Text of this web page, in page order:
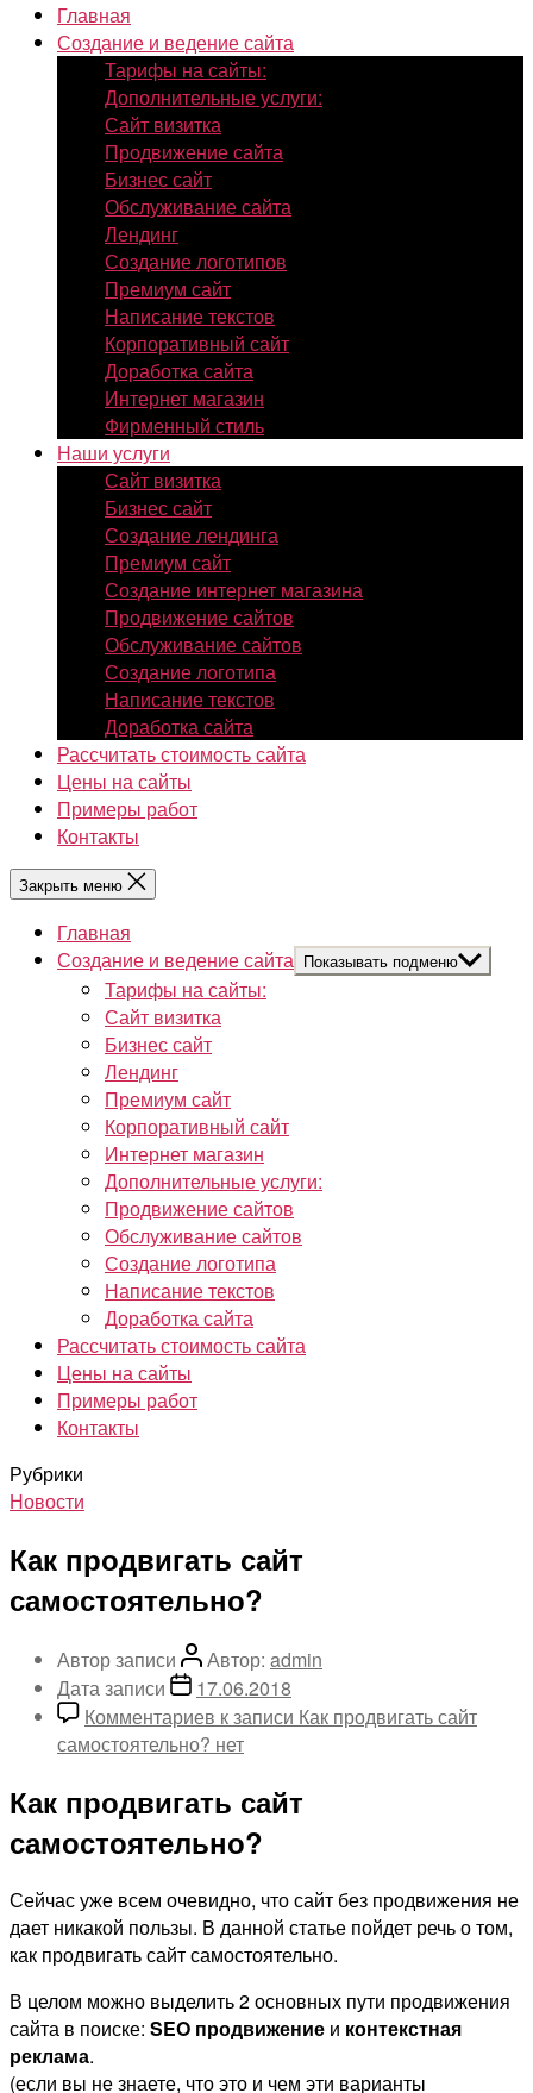
Главная
Создание и ведение сайта
Тарифы на сайты:
Дополнительные услуги:
Сайт визитка
Продвижение сайта
Бизнес сайт
Обслуживание сайта
Лендинг
Создание логотипов
Премиум сайт
Написание текстов
Корпоративный сайт
Доработка сайта
Интернет магазин
Фирменный стиль
Наши услуги
Сайт визитка
Бизнес сайт
Создание лендинга
Премиум сайт
Создание интернет магазина
Продвижение сайтов
Обслуживание сайтов
Создание логотипа
Написание текстов
Доработка сайта
Рассчитать стоимость сайта
Цены на сайты
Примеры работ
Контакты
Закрыть меню
Главная
Создание и ведение сайта Показывать подменю
Тарифы на сайты:
Сайт визитка
Бизнес сайт
Лендинг
Премиум сайт
Корпоративный сайт
Интернет магазин
Дополнительные услуги:
Продвижение сайтов
Обслуживание сайтов
Создание логотипа
Написание текстов
Доработка сайта
Рассчитать стоимость сайта
Цены на сайты
Примеры работ
Контакты
Рубрики
Новости
Как продвигать сайт
самостоятельно?
Автор записи Автор: admin
Дата записи
17.06.2018
Комментариев к записи Как продвигать сайт
самостоятельно? нет
Как продвигать сайт
самостоятельно?
Сейчас уже всем очевидно, что сайт без продвижения не
дает никакой пользы. В данной статье пойдет речь о том,
как продвигать сайт самостоятельно.
В целом можно выделить 2 основных пути продвижения
сайта в поиске: SEO продвижение и контекстная
реклама.
(если вы не знаете, что это и чем эти варианты